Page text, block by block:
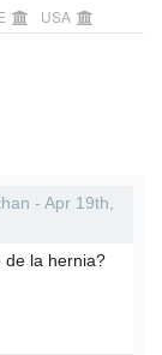
USA
- Apr 19th,
de la hernia?